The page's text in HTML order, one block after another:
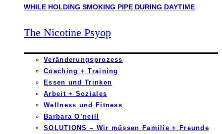
The Nicotine Psyop
Veränderungsprozess
Coaching + Training
Essen und Trinken
Arbeit + Soziales
Wellness und Fitness
Barbara O’neill
SOLUTIONS – Wir müssen Familie + Freunde